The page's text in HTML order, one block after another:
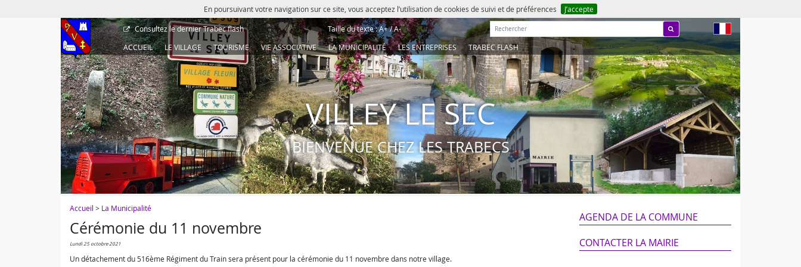
En poursuivant votre navigation sur ce site, vous acceptez l’utilisation de cookies de suivi et de préférences J’accepte
Consultez le dernierTrabec flash Taille du texte :A+/A- Rechercher :
ACCUEIL
LE VILLAGE TOURISME VIE ASSOCIATIVE LA MUNICIPALITÉ LES ENTREPRISES TRABEC FLASH
VILLEY LE SEC
BIENVENUE CHEZ LES TRABECS
Accueil > La Municipalité
Cérémonie du 11 novembre
lundi 25 octobre 2021
Un détachement du 516ème Régiment du Train sera présent pour la cérémonie du 11 novembre dans notre village.
AGENDA DE LA COMMUNE
CONTACTER LA MAIRIE